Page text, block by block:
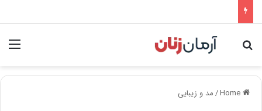
Search for
/مد و زیبایی